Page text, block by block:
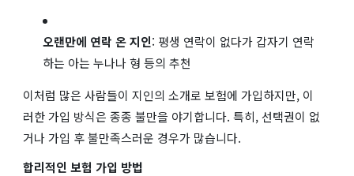
오랜만에 연락 온 지인: 평생 연락이 없다가 갑자기 연락
하는 아는 누나나 형 등의 추천
이처럼 많은 사람들이 지인의 소개로 보험에 가입하지만, 이
러한 가입 방식은 종종 불만을 야기합니다. 특히, 선택권이 없
거나 가입 후 불만족스러운 경우가 많습니다.
합리적인 보험 가입 방법